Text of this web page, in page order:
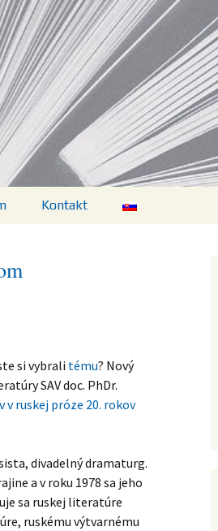
SAV
a
Kontakt
si vybrali tému? Nový
SAV doc. PhDr.
v ruskej próze 20. rokov
divadelný dramaturg.
a v roku 1978 sa jeho
sa ruskej literatúre
ruskému výtvarnému